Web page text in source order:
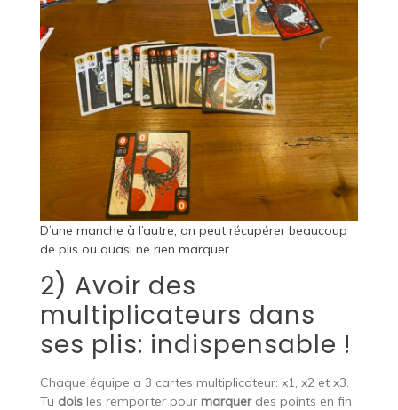
D’une manche à l’autre, on peut récupérer beaucoup
de plis ou quasi ne rien marquer.
2) Avoir des
multiplicateurs dans
ses plis: indispensable !
Chaque équipe a 3 cartes multiplicateur: x1, x2 et x3.
Tu doisles remporter pour marquer des points en fin